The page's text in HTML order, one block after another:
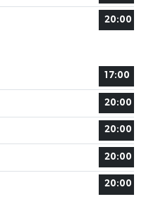
20:00
17:00
20:00
20:00
20:00
20:00